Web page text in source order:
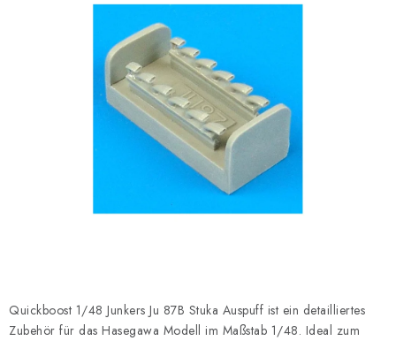
PLASTIKMODELLE
FARBEN & WERKZEUGE
VERKAUFTE MARKEN
Quickboost 1/48 Junkers Ju 87B Stuka Auspuff ist ein detailliertes
Zubehör für das Hasegawa Modell im Maßstab 1/48. Ideal zum